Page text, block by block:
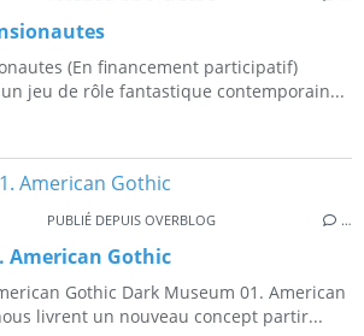
(En financement participatif)
jeu de rôle fantastique contemporain...
PUBLIÉ DEPUIS OVERBLOG …
American Gothic
Gothic Dark Museum 01. American
livrent un nouveau concept partir...